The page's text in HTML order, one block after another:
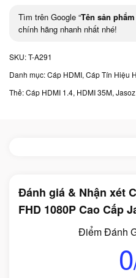
Tìm trên Google “Tên sản phẩm
chính hãng nhanh nhất nhé!
SKU:T-A291
Danh mục:Cáp HDMI, Cáp Tín Hiệu
Thẻ:Cáp HDMI 1.4, HDMI 35M, Jasoz
Đánh giá & Nhận xét
FHD 1080P Cao Cấp
Điểm Đánh